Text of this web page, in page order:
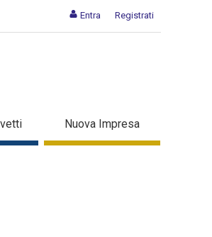
Entra Registrati
digitali ed
Nuova Impresa